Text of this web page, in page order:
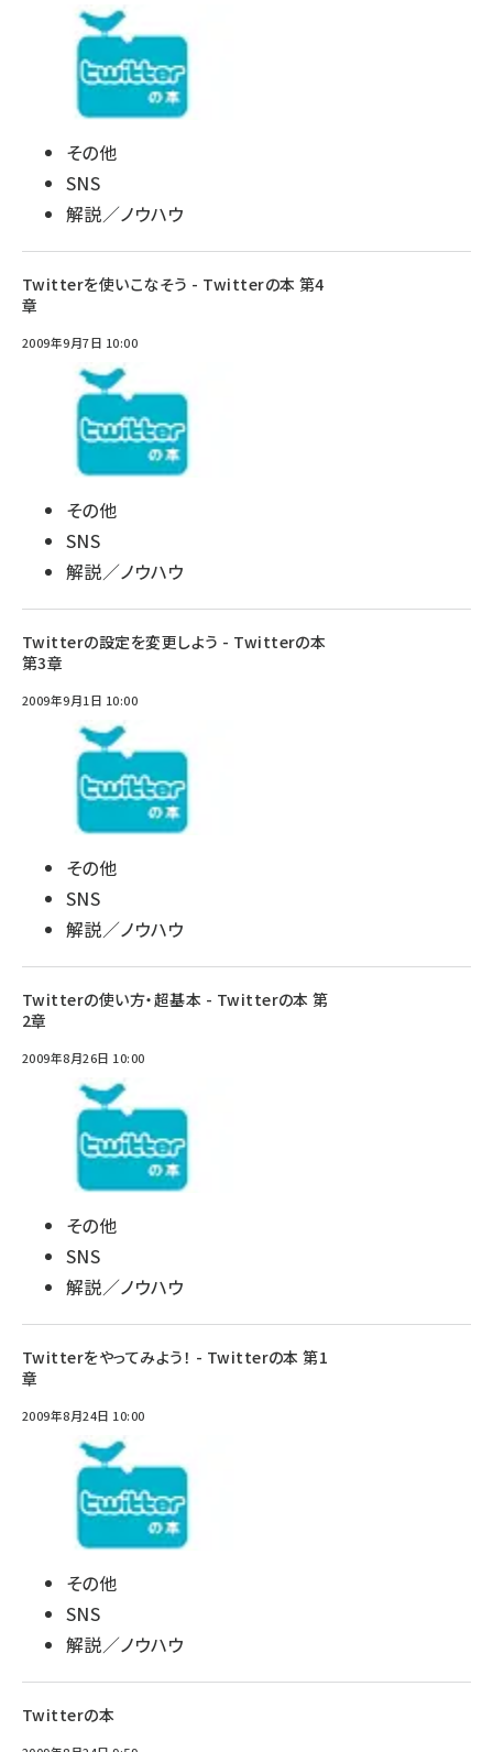
その他
SNS
解説／ノウハウ
Twitterを使いこなそう - Twitterの本 第4
章
2009年9月7日 10:00
その他
SNS
解説／ノウハウ
Twitterの設定を変更しよう - Twitterの本
第3章
2009年9月1日 10:00
その他
SNS
解説／ノウハウ
Twitterの使い方・超基本 - Twitterの本 第
2章
2009年8月26日 10:00
その他
SNS
解説／ノウハウ
Twitterをやってみよう！ - Twitterの本 第1
章
2009年8月24日 10:00
その他
SNS
解説／ノウハウ
Twitterの本